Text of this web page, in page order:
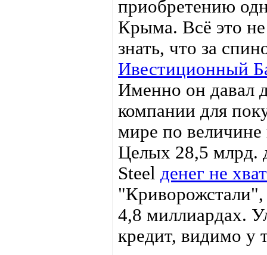
приобретению
Крыма. Всё это
знать, что за
Ивестиционный
Именно он давал
компании для
мире по величине
Целых 28,5 млрд.
Steel денег не
"Криворожстали",
4,8 миллиардах.
кредит, видимо у